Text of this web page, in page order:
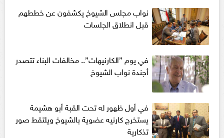
نواب مجلس الشيوخ يكشفون عن خططهم
قبل انطلاق الجلسات
في يوم ”الكارنيهات”.. مخالفات البناء تتصدر
أجندة نواب الشيوخ
في أول ظهور له تحت القبة أبو هشيمة
يستخرج كارنيه عضوية بالشيوخ ويلتقط صور
تذكارية